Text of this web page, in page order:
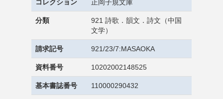
コレクション 正岡子規文庫
分類
921 詩歌．韻文．詩文（中国
文学）
請求記号 921/23/7:MASAOKA
資料番号 10202002148525
基本書誌番号 110000290432